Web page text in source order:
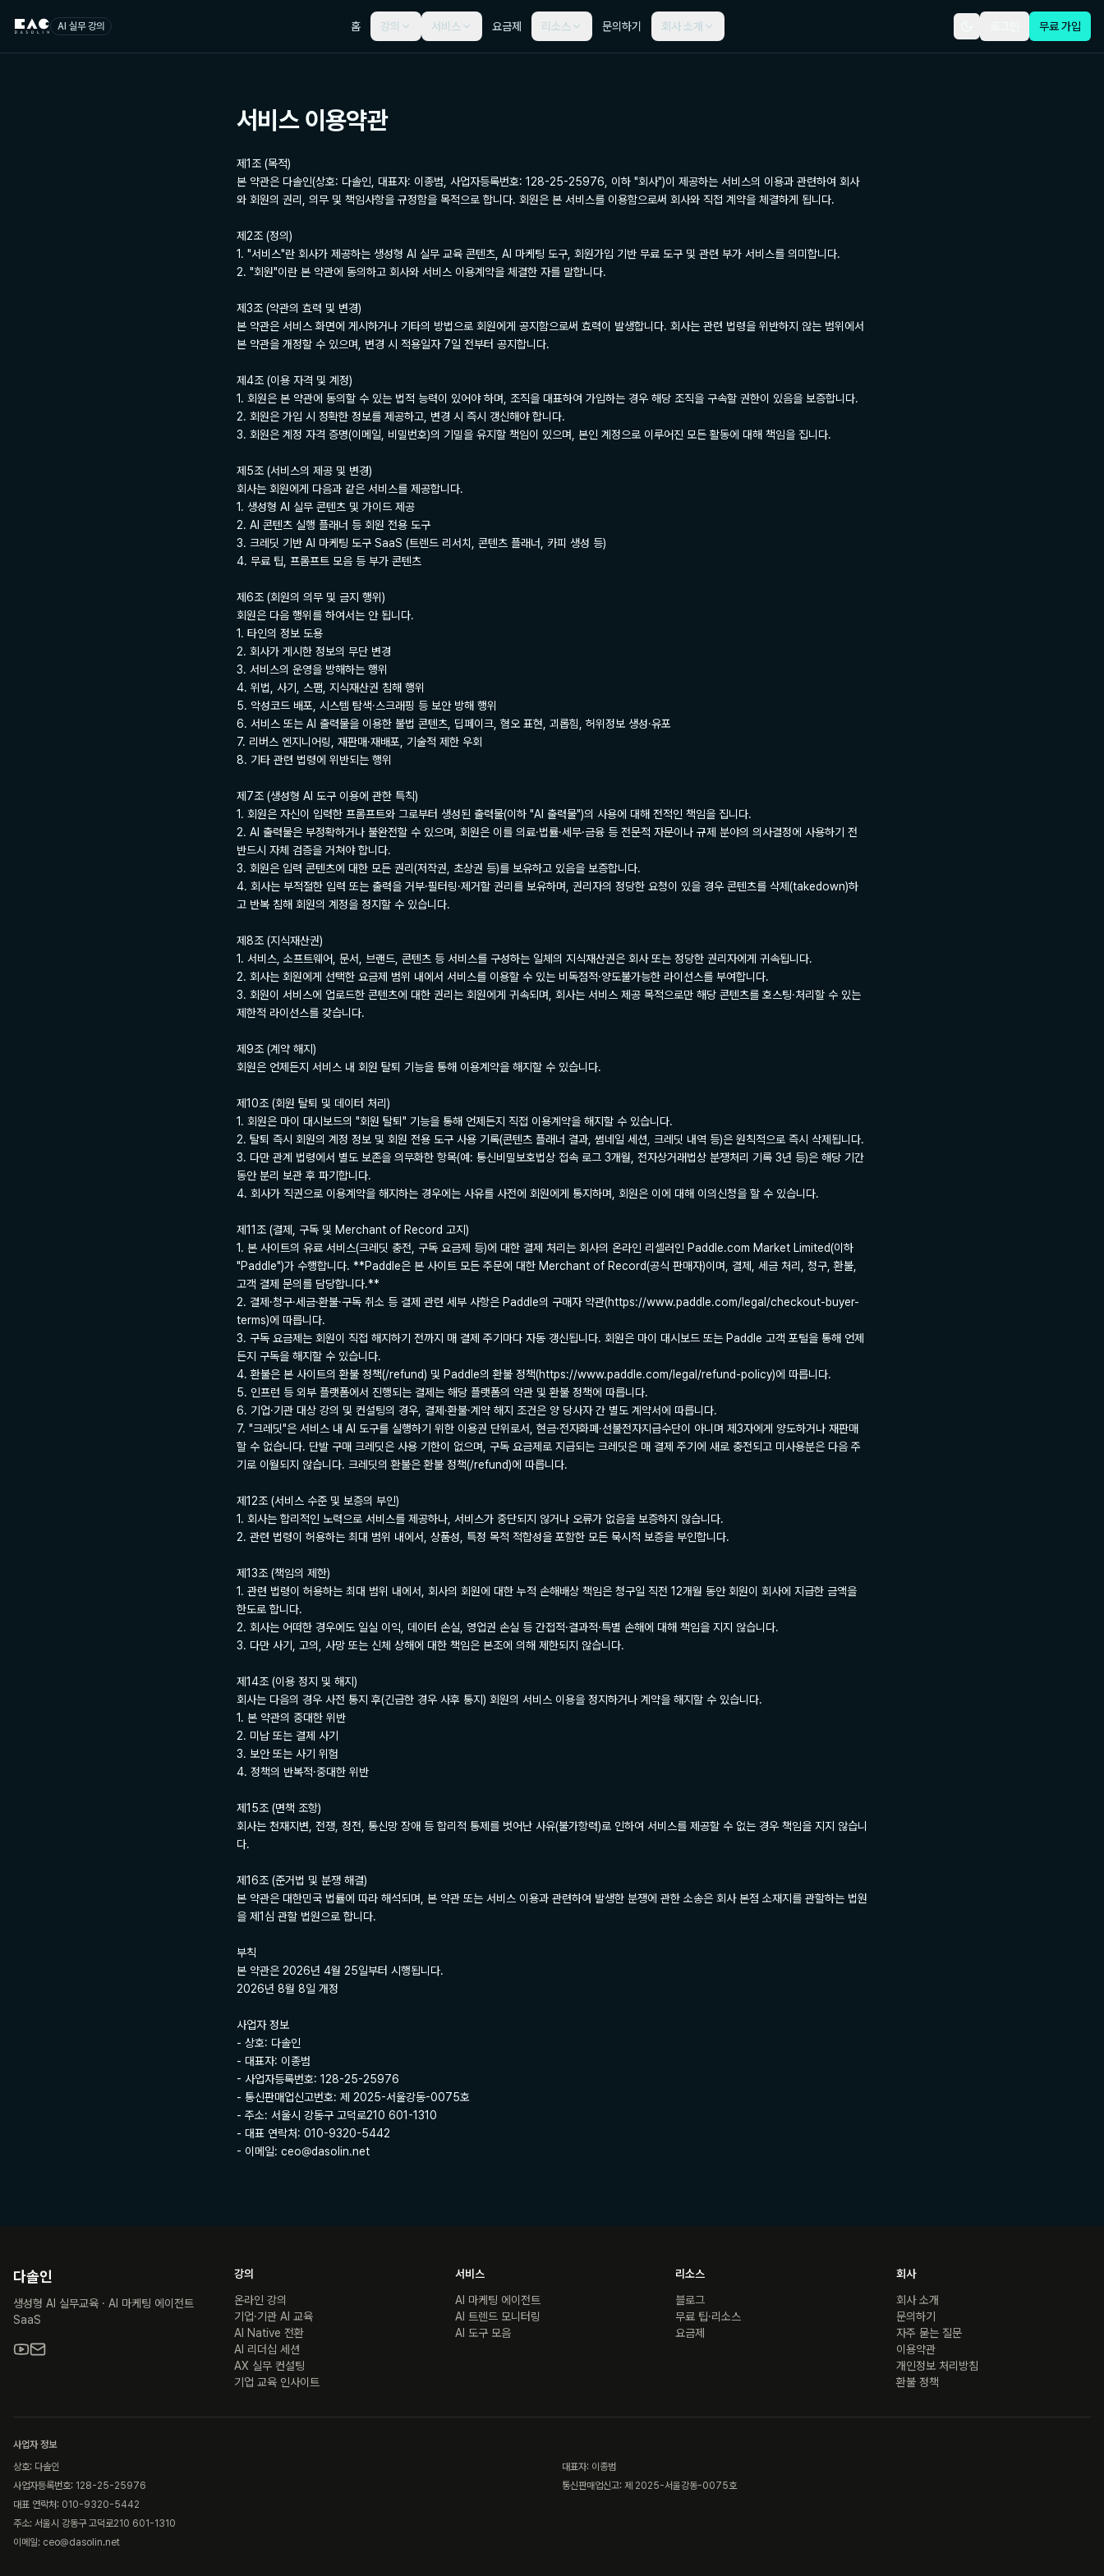
AI 실무 강의 홈 강의 서비스 요금제 리소스 문의하기 회사 소개 무료 가입
서비스 이용약관
제1조 (목적)
본 약관은 다솔인(상호: 다솔인, 대표자: 이종범, 사업자등록번호: 128-25-25976, 이하 "회사")이 제공하는 서비스의 이용과 관련하여 회사
와 회원의 권리, 의무 및 책임사항을 규정함을 목적으로 합니다. 회원은 본 서비스를 이용함으로써 회사와 직접 계약을 체결하게 됩니다.
제2조 (정의)
1. "서비스"란 회사가 제공하는 생성형 AI 실무 교육 콘텐츠, AI 마케팅 도구, 회원가입 기반 무료 도구 및 관련 부가 서비스를 의미합니다.
2. "회원"이란 본 약관에 동의하고 회사와 서비스 이용계약을 체결한 자를 말합니다.
제3조 (약관의 효력 및 변경)
본 약관은 서비스 화면에 게시하거나 기타의 방법으로 회원에게 공지함으로써 효력이 발생합니다. 회사는 관련 법령을 위반하지 않는 범위에서
본 약관을 개정할 수 있으며, 변경 시 적용일자 7일 전부터 공지합니다.
제4조 (이용 자격 및 계정)
1. 회원은 본 약관에 동의할 수 있는 법적 능력이 있어야 하며, 조직을 대표하여 가입하는 경우 해당 조직을 구속할 권한이 있음을 보증합니다.
2. 회원은 가입 시 정확한 정보를 제공하고, 변경 시 즉시 갱신해야 합니다.
3. 회원은 계정 자격 증명(이메일, 비밀번호)의 기밀을 유지할 책임이 있으며, 본인 계정으로 이루어진 모든 활동에 대해 책임을 집니다.
제5조 (서비스의 제공 및 변경)
회사는 회원에게 다음과 같은 서비스를 제공합니다.
1. 생성형 AI 실무 콘텐츠 및 가이드 제공
2. AI 콘텐츠 실행 플래너 등 회원 전용 도구
3. 크레딧 기반 AI 마케팅 도구 SaaS (트렌드 리서치, 콘텐츠 플래너, 카피 생성 등)
4. 무료 팁, 프롬프트 모음 등 부가 콘텐츠
제6조 (회원의 의무 및 금지 행위)
회원은 다음 행위를 하여서는 안 됩니다.
1. 타인의 정보 도용
2. 회사가 게시한 정보의 무단 변경
3. 서비스의 운영을 방해하는 행위
4. 위법, 사기, 스팸, 지식재산권 침해 행위
5. 악성코드 배포, 시스템 탐색·스크래핑 등 보안 방해 행위
6. 서비스 또는 AI 출력물을 이용한 불법 콘텐츠, 딥페이크, 혐오 표현, 괴롭힘, 허위정보 생성·유포
7. 리버스 엔지니어링, 재판매·재배포, 기술적 제한 우회
8. 기타 관련 법령에 위반되는 행위
제7조 (생성형 AI 도구 이용에 관한 특칙)
1. 회원은 자신이 입력한 프롬프트와 그로부터 생성된 출력물(이하 "AI 출력물")의 사용에 대해 전적인 책임을 집니다.
2. AI 출력물은 부정확하거나 불완전할 수 있으며, 회원은 이를 의료·법률·세무·금융 등 전문적 자문이나 규제 분야의 의사결정에 사용하기 전
반드시 자체 검증을 거쳐야 합니다.
3. 회원은 입력 콘텐츠에 대한 모든 권리(저작권, 초상권 등)를 보유하고 있음을 보증합니다.
4. 회사는 부적절한 입력 또는 출력을 거부·필터링·제거할 권리를 보유하며, 권리자의 정당한 요청이 있을 경우 콘텐츠를 삭제(takedown)하
고 반복 침해 회원의 계정을 정지할 수 있습니다.
제8조 (지식재산권)
1. 서비스, 소프트웨어, 문서, 브랜드, 콘텐츠 등 서비스를 구성하는 일체의 지식재산권은 회사 또는 정당한 권리자에게 귀속됩니다.
2. 회사는 회원에게 선택한 요금제 범위 내에서 서비스를 이용할 수 있는 비독점적·양도불가능한 라이선스를 부여합니다.
3. 회원이 서비스에 업로드한 콘텐츠에 대한 권리는 회원에게 귀속되며, 회사는 서비스 제공 목적으로만 해당 콘텐츠를 호스팅·처리할 수 있는
제한적 라이선스를 갖습니다.
제9조 (계약 해지)
회원은 언제든지 서비스 내 회원 탈퇴 기능을 통해 이용계약을 해지할 수 있습니다.
제10조 (회원 탈퇴 및 데이터 처리)
1. 회원은 마이 대시보드의 "회원 탈퇴" 기능을 통해 언제든지 직접 이용계약을 해지할 수 있습니다.
2. 탈퇴 즉시 회원의 계정 정보 및 회원 전용 도구 사용 기록(콘텐츠 플래너 결과, 썸네일 세션, 크레딧 내역 등)은 원칙적으로 즉시 삭제됩니다.
3. 다만 관계 법령에서 별도 보존을 의무화한 항목(예: 통신비밀보호법상 접속 로그 3개월, 전자상거래법상 분쟁처리 기록 3년 등)은 해당 기간
동안 분리 보관 후 파기합니다.
4. 회사가 직권으로 이용계약을 해지하는 경우에는 사유를 사전에 회원에게 통지하며, 회원은 이에 대해 이의신청을 할 수 있습니다.
제11조 (결제, 구독 및 Merchant of Record 고지)
1. 본 사이트의 유료 서비스(크레딧 충전, 구독 요금제 등)에 대한 결제 처리는 회사의 온라인 리셀러인 Paddle.com Market Limited(이하
"Paddle")가 수행합니다. **Paddle은 본 사이트 모든 주문에 대한 Merchant of Record(공식 판매자)이며, 결제, 세금 처리, 청구, 환불,
고객 결제 문의를 담당합니다.**
2. 결제·청구·세금·환불·구독 취소 등 결제 관련 세부 사항은 Paddle의 구매자 약관(https://www.paddle.com/legal/checkout-buyer-
terms)에 따릅니다.
3. 구독 요금제는 회원이 직접 해지하기 전까지 매 결제 주기마다 자동 갱신됩니다. 회원은 마이 대시보드 또는 Paddle 고객 포털을 통해 언제
든지 구독을 해지할 수 있습니다.
4. 환불은 본 사이트의 환불 정책(/refund) 및 Paddle의 환불 정책(https://www.paddle.com/legal/refund-policy)에 따릅니다.
5. 인프런 등 외부 플랫폼에서 진행되는 결제는 해당 플랫폼의 약관 및 환불 정책에 따릅니다.
6. 기업·기관 대상 강의 및 컨설팅의 경우, 결제·환불·계약 해지 조건은 양 당사자 간 별도 계약서에 따릅니다.
7. "크레딧"은 서비스 내 AI 도구를 실행하기 위한 이용권 단위로서, 현금·전자화폐·선불전자지급수단이 아니며 제3자에게 양도하거나 재판매
할 수 없습니다. 단발 구매 크레딧은 사용 기한이 없으며, 구독 요금제로 지급되는 크레딧은 매 결제 주기에 새로 충전되고 미사용분은 다음 주
기로 이월되지 않습니다. 크레딧의 환불은 환불 정책(/refund)에 따릅니다.
제12조 (서비스 수준 및 보증의 부인)
1. 회사는 합리적인 노력으로 서비스를 제공하나, 서비스가 중단되지 않거나 오류가 없음을 보증하지 않습니다.
2. 관련 법령이 허용하는 최대 범위 내에서, 상품성, 특정 목적 적합성을 포함한 모든 묵시적 보증을 부인합니다.
제13조 (책임의 제한)
1. 관련 법령이 허용하는 최대 범위 내에서, 회사의 회원에 대한 누적 손해배상 책임은 청구일 직전 12개월 동안 회원이 회사에 지급한 금액을
한도로 합니다.
2. 회사는 어떠한 경우에도 일실 이익, 데이터 손실, 영업권 손실 등 간접적·결과적·특별 손해에 대해 책임을 지지 않습니다.
3. 다만 사기, 고의, 사망 또는 신체 상해에 대한 책임은 본조에 의해 제한되지 않습니다.
제14조 (이용 정지 및 해지)
회사는 다음의 경우 사전 통지 후(긴급한 경우 사후 통지) 회원의 서비스 이용을 정지하거나 계약을 해지할 수 있습니다.
1. 본 약관의 중대한 위반
2. 미납 또는 결제 사기
3. 보안 또는 사기 위험
4. 정책의 반복적·중대한 위반
제15조 (면책 조항)
회사는 천재지변, 전쟁, 정전, 통신망 장애 등 합리적 통제를 벗어난 사유(불가항력)로 인하여 서비스를 제공할 수 없는 경우 책임을 지지 않습니
다.
제16조 (준거법 및 분쟁 해결)
본 약관은 대한민국 법률에 따라 해석되며, 본 약관 또는 서비스 이용과 관련하여 발생한 분쟁에 관한 소송은 회사 본점 소재지를 관할하는 법원
을 제1심 관할 법원으로 합니다.
부칙
본 약관은 2026년 4월 25일부터 시행됩니다.
2026년 8월 8일 개정
사업자 정보
- 상호: 다솔인
- 대표자: 이종범
- 사업자등록번호: 128-25-25976
- 통신판매업신고번호: 제 2025-서울강동-0075호
- 주소: 서울시 강동구 고덕로210 601-1310
- 대표 연락처: 010-9320-5442
- 이메일: ceo@dasolin.net
다솔인
생성형 AI 실무교육 · AI 마케팅 에이전트
SaaS
강의
온라인 강의
기업·기관 AI 교육
AI Native 전환
AI 리더십 세션
AX 실무 컨설팅
기업 교육 인사이트
서비스
AI 마케팅 에이전트
AI 트렌드 모니터링
AI 도구 모음
리소스
블로그
무료 팁·리소스
요금제
회사
회사 소개
문의하기
자주 묻는 질문
이용약관
개인정보 처리방침
환불 정책
사업자 정보
상호: 다솔인
대표자: 이종범
사업자등록번호: 128-25-25976
통신판매업신고: 제 2025-서울강동-0075호
대표 연락처: 010-9320-5442
주소: 서울시 강동구 고덕로210 601-1310
이메일: ceo@dasolin.net